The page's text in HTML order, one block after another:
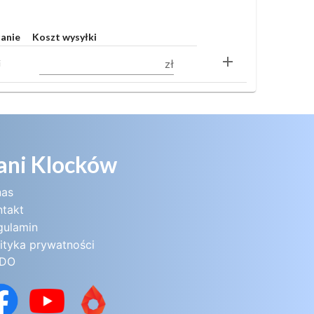
Koszt wysyłki
zł add
Klocków
prywatności